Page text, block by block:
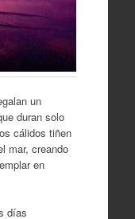
un
duran solo
cálidos tiñen
mar, creando
en
días